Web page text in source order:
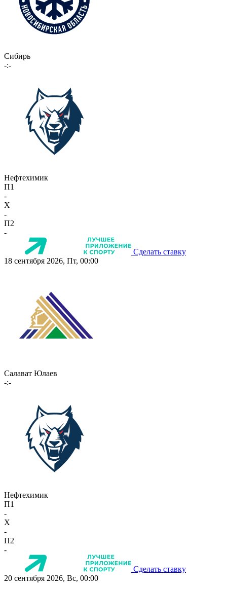
Сибирь
-:-
Нефтехимик
П1
-
X
-
П2
-
Сделать ставку
18 сентября 2026, Пт, 00:00
Салават Юлаев
-:-
Нефтехимик
П1
-
X
-
П2
-
Сделать ставку
20 сентября 2026, Вс, 00:00